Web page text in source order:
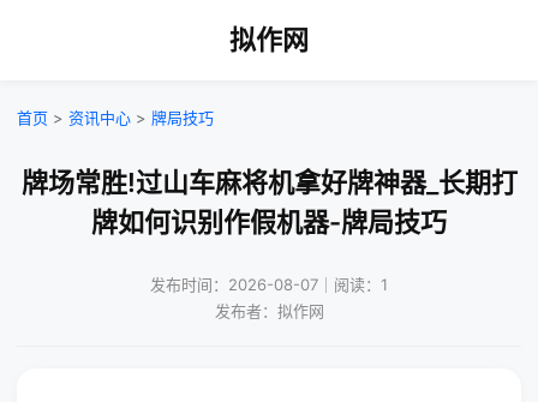
拟作网
首页 > 资讯中心 > 牌局技巧
牌场常胜!过山车麻将机拿好牌神器_长期打
牌如何识别作假机器-牌局技巧
发布时间：2026-08-07｜阅读：1
发布者：拟作网